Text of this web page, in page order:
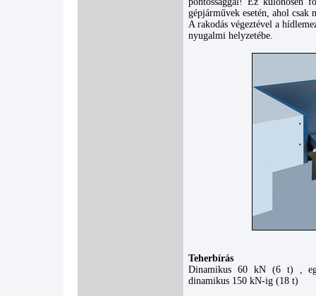
gépjárművek esetén, ahol csak
A rakodás végeztével a
nyugalmi helyzetébe.
Teherbírás
Dinamikus 60 kN (6 t) ,
dinamikus 150 kN-ig (18 t)